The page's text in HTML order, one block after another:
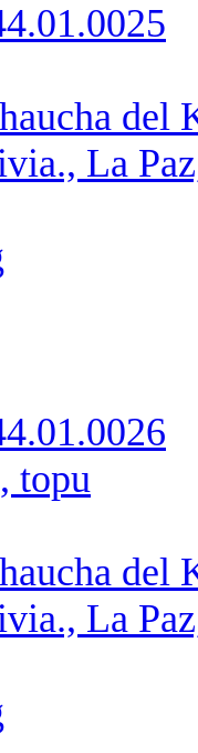
del
La
topu
del
La